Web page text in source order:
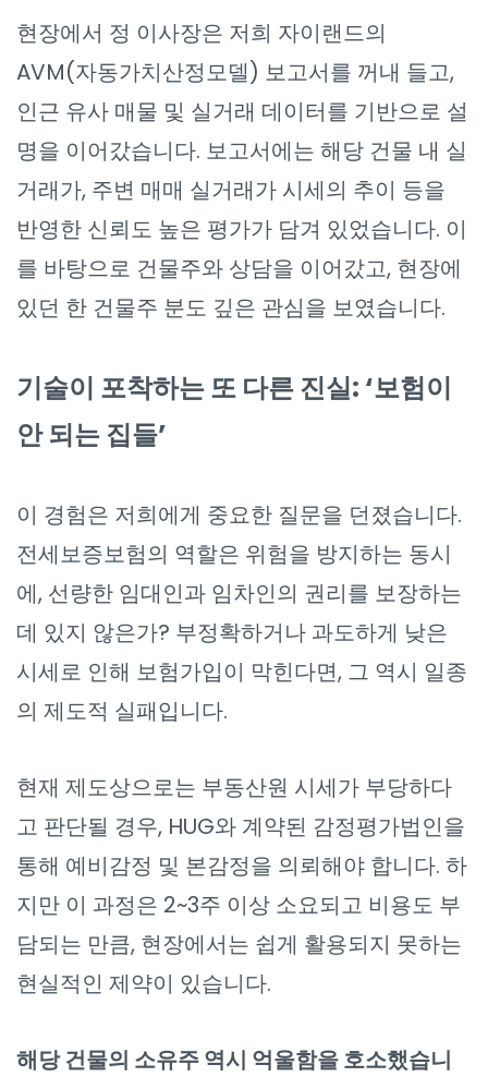
현장에서 정 이사장은 저희 자이랜드의
AVM(자동가치산정모델) 보고서를 꺼내 들고,
인근 유사 매물 및 실거래 데이터를 기반으로 설
명을 이어갔습니다. 보고서에는 해당 건물 내 실
거래가, 주변 매매 실거래가 시세의 추이 등을
반영한 신뢰도 높은 평가가 담겨 있었습니다. 이
를 바탕으로 건물주와 상담을 이어갔고, 현장에
있던 한 건물주 분도 깊은 관심을 보였습니다.
기술이 포착하는 또 다른 진실: ‘보험이
안 되는 집들’
이 경험은 저희에게 중요한 질문을 던졌습니다.
전세보증보험의 역할은 위험을 방지하는 동시
에, 선량한 임대인과 임차인의 권리를 보장하는
데 있지 않은가? 부정확하거나 과도하게 낮은
시세로 인해 보험가입이 막힌다면, 그 역시 일종
의 제도적 실패입니다.
현재 제도상으로는 부동산원 시세가 부당하다
고 판단될 경우, HUG와 계약된 감정평가법인을
통해 예비감정 및 본감정을 의뢰해야 합니다. 하
지만 이 과정은 2~3주 이상 소요되고 비용도 부
담되는 만큼, 현장에서는 쉽게 활용되지 못하는
현실적인 제약이 있습니다.
해당 건물의 소유주 역시 억울함을 호소했습니